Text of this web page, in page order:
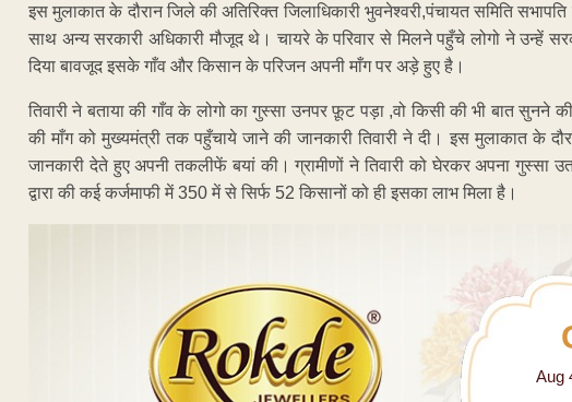
इस मुलाकात के दौरान जिले की अतिरिक्त जिलाधिकारी भुवनेश्वरी,पंचायत समिति
साथ अन्य सरकारी अधिकारी मौजूद थे। चायरे के परिवार से मिलने पहुँचे लोगो ने उन्हें
दिया बावजूद इसके गाँव और किसान के परिजन अपनी माँग पर अड़े हुए है।
तिवारी ने बताया की गाँव के लोगो का गुस्सा उनपर फ़ूट पड़ा ,वो किसी की भी बात सुनने
की माँग को मुख्यमंत्री तक पहुँचाये जाने की जानकारी तिवारी ने दी। इस मुलाकात के
जानकारी देते हुए अपनी तकलीफें बयां की। ग्रामीणों ने तिवारी को घेरकर अपना गुस्सा
द्वारा की कई कर्जमाफी में 350 में से सिर्फ 52 किसानों को ही इसका लाभ मिला है।
Aug